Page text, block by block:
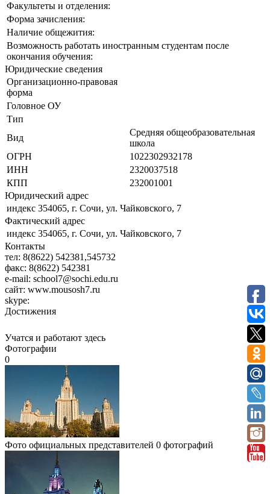
Факультеты и отделения:
Форма зачисления:
Наличие общежития:
Возможность работать иностранным студентам после
окончания обучения:
Юридические сведения
Организационно-правовая
форма
Головное ОУ
Тип
Вид
Средняя общеобразовательная
школа
ОГРН
1022302932178
ИНН
2320037518
КПП
232001001
Юридический адрес
индекс 354065, г. Сочи, ул. Чайковского, 7
Фактический адрес
индекс 354065, г. Сочи, ул. Чайковского, 7
Контакты
тел: 8(8622) 542381,545732
факс: 8(8622) 542381
e-mail: school7@sochi.edu.ru
сайт: www.mousosh7.ru
skype:
Достижения
Учатся и работают здесь
Фотографии
0
Фото официальных представителей 0 фотографий